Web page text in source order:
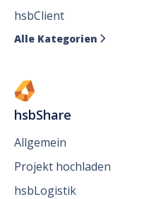
hsbClient
Alle Kategorien 
hsbShare
Allgemein
Projekt hochladen
hsbLogistik